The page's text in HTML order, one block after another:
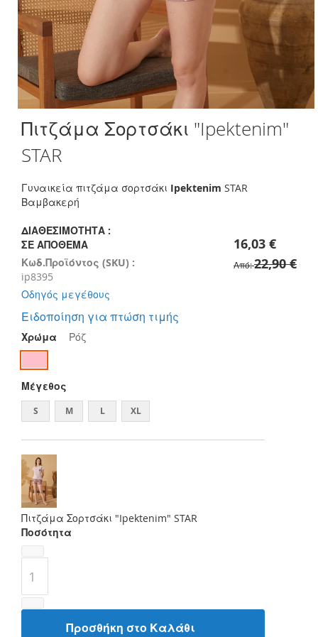
to
beginning
the
images
Πιτζάμα Σορτσάκι "Ipektenim"
STAR
Γυναικεία πιτζάμα σορτσάκι Ipektenim STAR
Βαμβακερή
ΔΙΑΘΕΣΙΜΌΤΗΤΑ :
ΣΕ ΑΠΌΘΕΜΑ
Κωδ.Προϊόντος (SKU) :
ip8395
Οδηγός μεγέθους
16,03 €
Από 22,90 €
Ειδοποίηση για πτώση τιμής
Χρώμα Ρόζ
Μέγεθος
S M L XL
Πιτζάμα Σορτσάκι "Ipektenim" STAR
Ποσότητα
Προσθήκη στο Καλάθι